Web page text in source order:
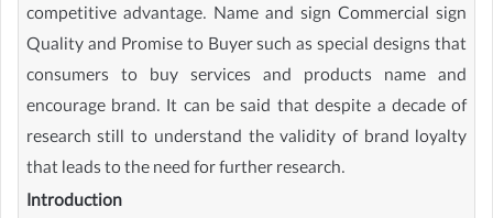
competitive advantage. Name and sign Commercial sign
Quality and Promise to Buyer such as special designs that
consumers to buy services and products name and
encourage brand. It can be said that despite a decade of
research still to understand the validity of brand loyalty
that leads to the need for further research.
Introduction